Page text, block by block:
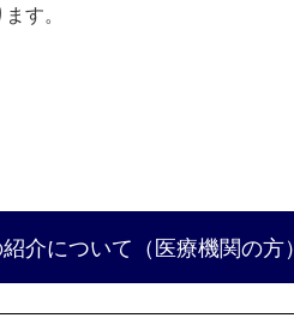
す。
介について （医療機関の方）